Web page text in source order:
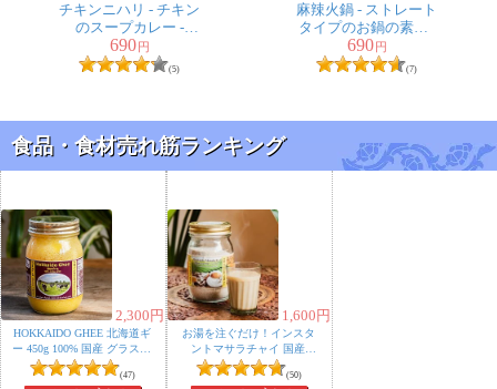
チキンニハリ - チキン
のスープカレー -
ChickenNehari
【Freshmate】
690円
(5)
麻辣火鍋 - ストレート
タイプのお鍋の素【2
人前】
690円
(7)
食品・食材売れ筋ランキング
HOKKAIDO GHEE 北海道ギ
ー 450g 100% 国産 グラスフ
ェッドギー グラスフェッ
ドバター使用 自然豊かな富
2,300 円
(47)
お湯を注ぐだけ！インスタ
ントマサラチャイ 国産
HOKKAIDO MASALA CHAI
たっぷり250g グラスフェッ
1,600 円
(50)